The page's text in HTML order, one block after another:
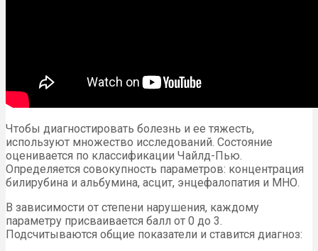
Чтобы диагностировать болезнь и ее тяжесть,
используют множество исследований. Состояние
оценивается по классификации Чайлд-Пью.
Определяется совокупность параметров: концентрация
билирубина и альбумина, асцит, энцефалопатия и МНО.
В зависимости от степени нарушения, каждому
параметру присваивается балл от 0 до 3.
Подсчитываются общие показатели и ставится диагноз: